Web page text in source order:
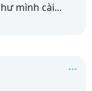
mình cài...